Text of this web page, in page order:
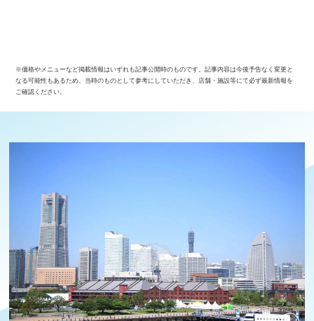
※価格やメニューなど掲載情報はいずれも記事公開時のものです。記事内容は今後予告なく変更と
なる可能性もあるため、当時のものとして参考にしていただき、店舗・施設等にて必ず最新情報を
ご確認ください。